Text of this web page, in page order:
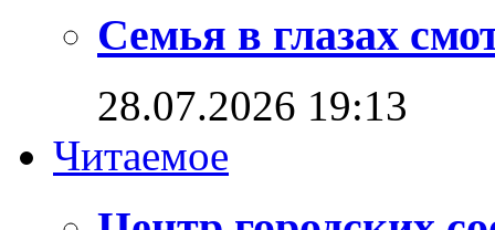
Семья в глазах
28.07.2026 19:13
Читаемое